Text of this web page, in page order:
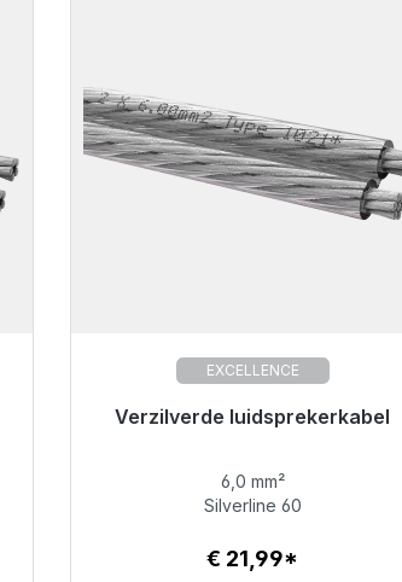
EXCELLENCE
Verzilverde luidsprekerkabel
Klaar voor onmiddellijke verzending,
€ 21,99
Details
6,0 mm²
Silverline 60
€ 21,99*